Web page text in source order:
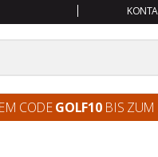
CODEGOLF10BIS ZUM